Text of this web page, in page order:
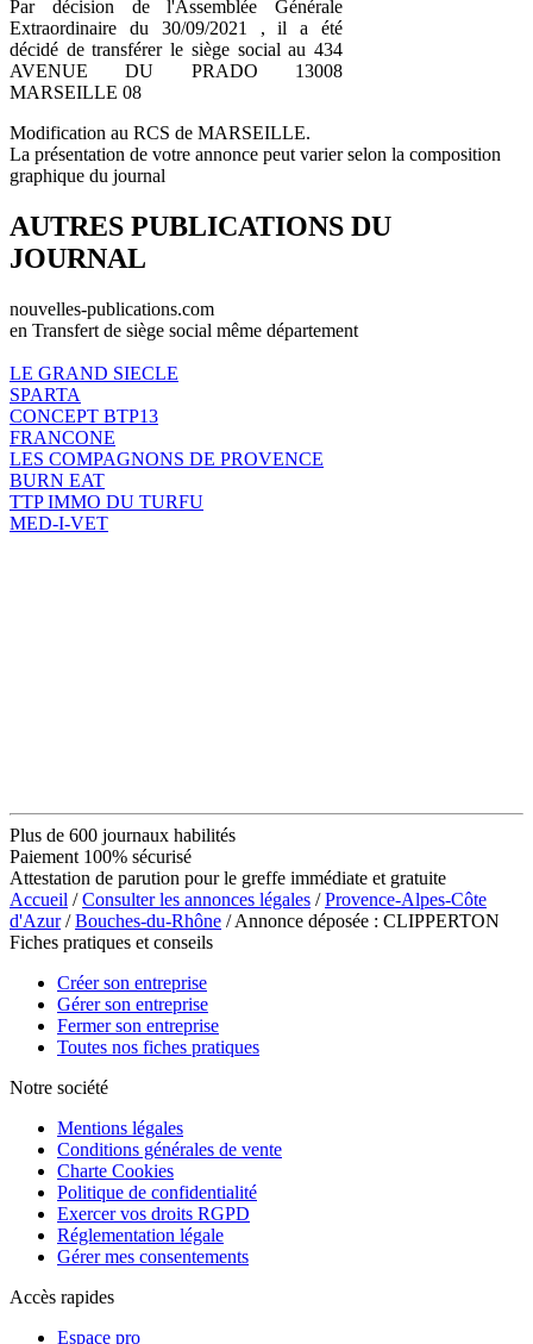
Par décision de l'Assemblée Générale
Extraordinaire du 30/09/2021 , il a été
décidé de transférer le siège social au 434
AVENUE DU PRADO 13008
MARSEILLE 08
Modification au RCS de MARSEILLE.
La présentation de votre annonce peut varier selon la composition
graphique du journal
AUTRES PUBLICATIONS DU
JOURNAL
nouvelles-publications.com
en Transfert de siège social même département
LE GRAND SIECLE
SPARTA
CONCEPT BTP13
FRANCONE
LES COMPAGNONS DE PROVENCE
BURN EAT
TTP IMMO DU TURFU
MED-I-VET
Plus de 600 journaux habilités
Paiement 100% sécurisé
Attestation de parution pour le greffe immédiate et gratuite
Accueil /Consulter les annonces légales /Provence-Alpes-Côte
d'Azur/Bouches-du-Rhône / Annonce déposée : CLIPPERTON
Fiches pratiques et conseils
Créer son entreprise
Gérer son entreprise
Fermer son entreprise
Toutes nos fiches pratiques
Notre société
Mentions légales
Conditions générales de vente
Charte Cookies
Politique de confidentialité
Exercer vos droits RGPD
Réglementation légale
Gérer mes consentements
Accès rapides
Espace pro